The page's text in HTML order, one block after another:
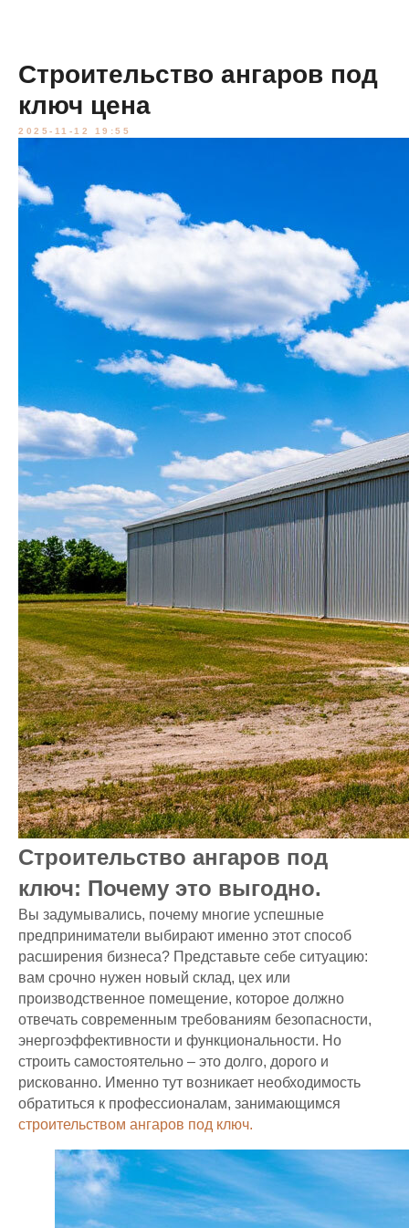
Строительство ангаров под
ключ цена
2025-11-12 19:55
Строительство ангаров под
ключ: Почему это выгодно.
Вы задумывались, почему многие успешные
предприниматели выбирают именно этот способ
расширения бизнеса? Представьте себе ситуацию:
вам срочно нужен новый склад, цех или
производственное помещение, которое должно
отвечать современным требованиям безопасности,
энергоэффективности и функциональности. Но
строить самостоятельно – это долго, дорого и
рискованно. Именно тут возникает необходимость
обратиться к профессионалам, занимающимся
строительством ангаров под ключ.